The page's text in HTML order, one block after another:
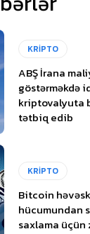
KRİPTO
ABŞ İrana
göstərməkdə
kriptovalyuta
tətbiq edib
KRİPTO
Bitcoin
hücumundan
saxlama üçün